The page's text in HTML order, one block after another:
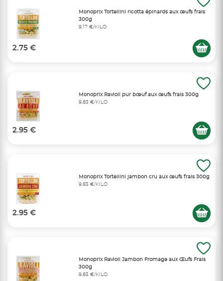
Monoprix Tortellini ricotta épinards aux œufs frais
300g
9,17 €/KILO
2.75 €
Monoprix Ravioli pur bœuf aux œufs frais 300g
9,83 €/KILO
2.95 €
Monoprix Tortellini jambon cru aux œufs frais 300g
9,83 €/KILO
2.95 €
Monoprix Ravioli Jambon Fromage aux Œufs Frais
300g
9,83 €/KILO